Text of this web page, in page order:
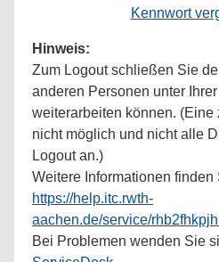
Kennwort
Hinweis:
Zum Logout schließen Sie
anderen Personen unter
weiterarbeiten können. (Eine
nicht möglich und nicht alle
Logout an.)
Weitere Informationen finden
https://help.itc.rwth-
aachen.de/service/
Bei Problemen wenden Sie